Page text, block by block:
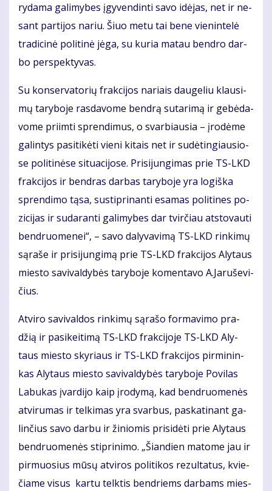
ry­da­ma ga­li­my­bes įgy­ven­din­ti sa­vo idė­jas, net ir ne­
sant par­ti­jos na­riu. Šiuo me­tu tai be­ne vie­nin­te­lė
tra­di­ci­nė po­li­ti­nė jė­ga, su ku­ria ma­tau ben­dro dar­
bo per­spek­ty­vas.
Su kon­ser­va­to­rių frak­ci­jos na­riais dau­ge­liu klau­si­
mų ta­ry­bo­je ras­da­vo­me ben­drą su­ta­ri­mą ir ge­bė­da­
vo­me pri­im­ti spren­di­mus, o svar­biau­sia – įro­dė­me
ga­lin­tys pa­si­ti­kė­ti vie­ni ki­tais net ir su­dė­tin­giau­sio­
se po­li­ti­nė­se si­tu­a­ci­jo­se. Pri­si­jun­gi­mas prie TS-LKD
frak­ci­jos ir ben­dras dar­bas ta­ry­bo­je yra lo­giš­ka
spren­di­mo tą­sa, su­stip­ri­nan­ti esa­mas po­li­ti­nes po­
zi­ci­jas ir su­da­ran­ti ga­li­my­bes dar tvir­čiau at­sto­vau­ti
ben­druo­me­nei“, – sa­vo da­ly­va­vi­mą TS-LKD rin­ki­mų
są­ra­še ir pri­si­jun­gi­mą prie TS-LKD frak­ci­jos Aly­taus
mies­to sa­vi­val­dy­bės ta­ry­bo­je ko­men­ta­vo A.Ja­ru­še­vi­
čius.
At­vi­ro sa­vi­val­dos rin­ki­mų są­ra­šo for­ma­vi­mo pra­
džią ir pa­si­kei­ti­mą TS-LKD frak­ci­jo­je TS-LKD Aly­
taus mies­to sky­riaus ir TS-LKD frak­ci­jos pir­mi­nin­
kas Aly­taus mies­to sa­vi­val­dy­bės ta­ry­bo­je Po­vi­las
La­bu­kas įvar­di­jo kaip įro­dy­mą, kad ben­druo­me­nės
at­vi­ru­mas ir tel­ki­mas yra svar­bus, pa­ska­ti­nant ga­
lin­čius sa­vo dar­bu ir ži­nio­mis pri­si­dė­ti prie Aly­taus
ben­druo­me­nės stip­ri­ni­mo. „Šian­dien ma­to­me jau ir
pir­muo­sius mū­sų at­vi­ros po­li­ti­kos re­zul­ta­tus, kvie­
čia­me vi­sus kartu telktis ben­driems dar­bams mies­